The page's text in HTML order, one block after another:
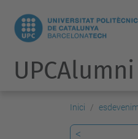
UPCAlumni
Inici
<